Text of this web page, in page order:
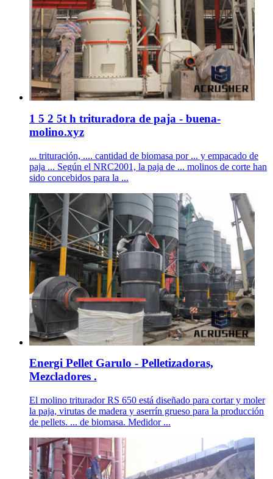
1 5 2 5t h trituradora de paja - buena-
molino.xyz
... trituración, .... cantidad de biomasa por ... y empacado de
paja ... Según el NRC2001, la paja de ... molinos de corte han
sido concebidos para la ...
Energi Pellet Garulo - Pelletizadoras,
Mezcladores .
El molino triturador RS 650 está diseñado para cortar y moler
la paja, virutas de madera y aserrín grueso para la producción
de pellets. ... de biomasa. Medidor ...